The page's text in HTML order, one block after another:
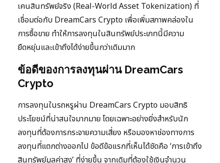
เคนสินทรัพย์จริง (Real-World Asset Tokenization) ที่
เชื่อมต่อกับ DreamCars Crypto เพื่อเพิ่มสภาพคล่องใน
การซื้อขาย ทำให้การลงทุนในสินทรัพย์ประเภทนี้มีความ
ยืดหยุ่นและเข้าถึงได้ง่ายขึ้นกว่าเดิมมาก
ข้อดีของการลงทุนผ่าน DreamCars
Crypto
การลงทุนในรถหรูผ่าน DreamCars Crypto มอบสิทธิ
ประโยชน์ที่น่าสนใจมากมาย โดยเฉพาะอย่างยิ่งสำหรับนัก
ลงทุนที่ต้องการกระจายความเสี่ยง หรือมองหาช่องทางการ
ลงทุนที่แตกต่างออกไป ข้อดีข้อแรกที่เห็นได้ชัดคือ ‘การเข้าถึง
สินทรัพย์มูลค่าสูง’ ที่ง่ายขึ้น จากเดิมที่ต้องใช้เงินจำนวน